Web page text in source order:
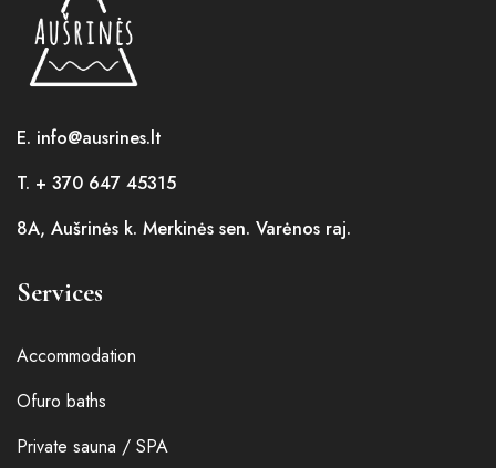
E. info@ausrines.lt
T. + 370 647 45315
8A, Aušrinės k. Merkinės sen. Varėnos raj.
Services
Accommodation
Ofuro baths
Private sauna / SPA